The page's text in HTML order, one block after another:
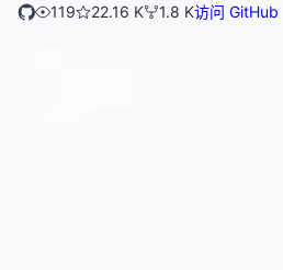
119
22.16 K 1.8 K访问 GitHub